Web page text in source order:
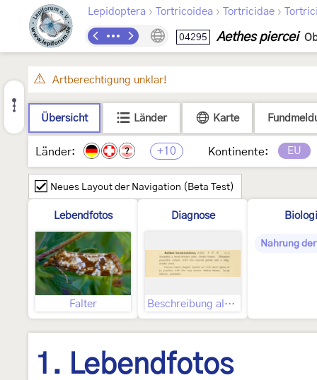
Lepidoptera › Tortricoidea › Tortricidae ›
04295 Aethes piercei
Artberechtigung unklar!
Übersicht Länder Karte
Länder: ? +10 Kontinente: EU
Neues Layout der Navigation (Beta Test)
Lebendfotos
Falter
Diagnose
Beschreibung als “Aethes baumanniana, Schiff.”
Nahrung
1. Lebendfotos